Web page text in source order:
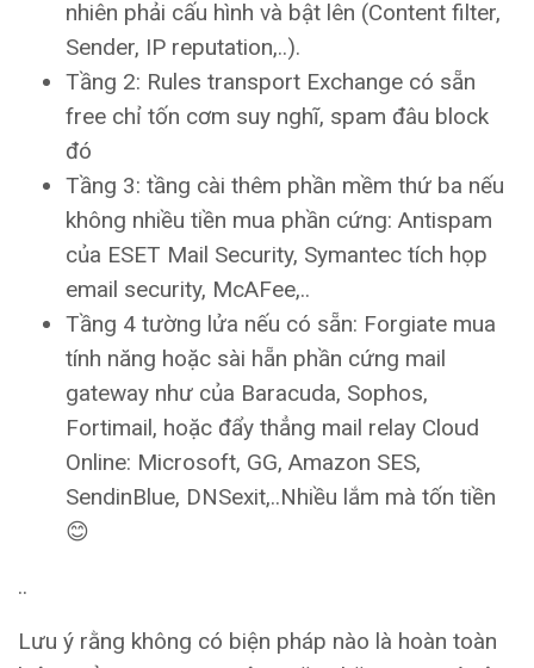
nhiên phải cấu hình và bật lên (Content filter,
Sender, IP reputation,..).
Tầng 2: Rules transport Exchange có sẵn
free chỉ tốn cơm suy nghĩ, spam đâu block
đó
Tầng 3: tầng cài thêm phần mềm thứ ba nếu
không nhiều tiền mua phần cứng: Antispam
của ESET Mail Security, Symantec tích họp
email security, McAFee,..
Tầng 4 tường lửa nếu có sẵn: Forgiate mua
tính năng hoặc sài hẵn phần cứng mail
gateway như của Baracuda, Sophos,
Fortimail, hoặc đẩy thẳng mail relay Cloud
Online: Microsoft, GG, Amazon SES,
SendinBlue, DNSexit,..Nhiều lắm mà tốn tiền
😊
..
Lưu ý rằng không có biện pháp nào là hoàn toàn